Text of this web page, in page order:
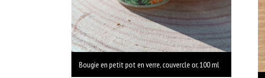
Bougie en petit pot en verre, couvercle or, 100 ml